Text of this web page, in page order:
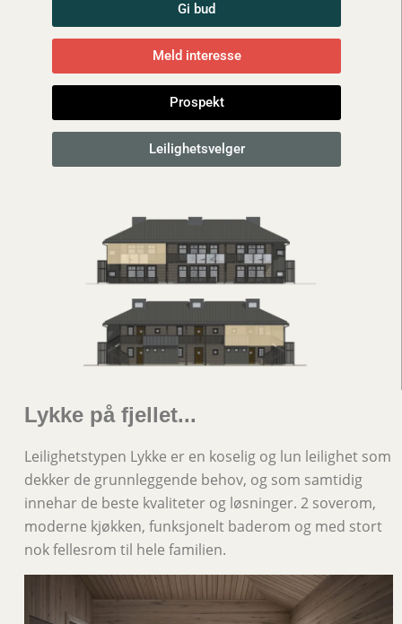
Gi bud
Meld interesse
Prospekt
Leilighetsvelger
Lykke på fjellet...
Leilighetstypen Lykke er en koselig og lun leilighet som
dekker de grunnleggende behov, og som samtidig
innehar de beste kvaliteter og løsninger. 2 soverom,
moderne kjøkken, funksjonelt baderom og med stort
nok fellesrom til hele familien.